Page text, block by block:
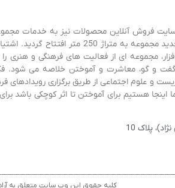
شد و پس از سه سال، سایت فروش آنلاین محصولات نیز به
سال فعالیت و آموختن و کسب تجربه، در ابتدای سال 1403
مجموعه ای از فعالیت های فرهنگی و هنری را
گفت و گو، معاشرت و آموختن خلاصه می شود.
و علوم اجتماعی از طریق برگزاری رویدادهای
هستیم برای آموختن تا اثر کوچکی باشد
پلاک 10
کلیه حقوق این وب سایت متعلق به